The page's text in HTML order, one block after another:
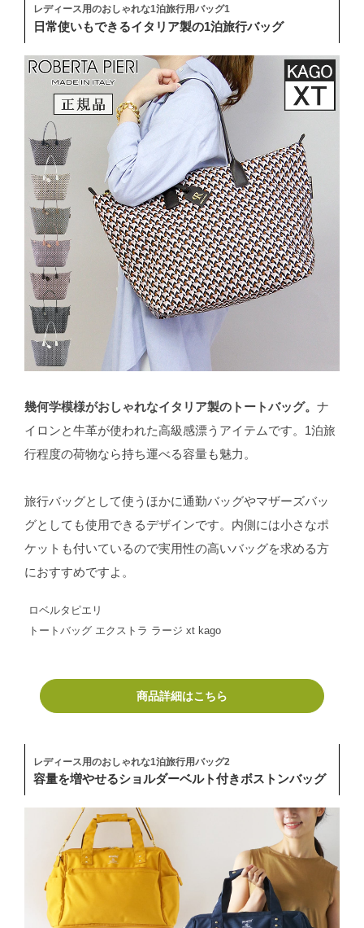
レディース用のおしゃれな1泊旅行用バッグ1
日常使いもできるイタリア製の1泊旅行バッグ
幾何学模様がおしゃれなイタリア製のトートバッグ。 ナ
イロンと牛革が使われた高級感漂うアイテムです。1泊旅
行程度の荷物なら持ち運べる容量も魅力。
旅行バッグとして使うほかに通勤バッグやマザーズバッ
グとしても使用できるデザインです。内側には小さなポ
ケットも付いているので実用性の高いバッグを求める方
におすすめですよ。
ロベルタピエリ
トートバッグ エクストラ ラージ xt kago
商品詳細はこちら
レディース用のおしゃれな1泊旅行用バッグ2
容量を増やせるショルダーベルト付きボストンバッグ